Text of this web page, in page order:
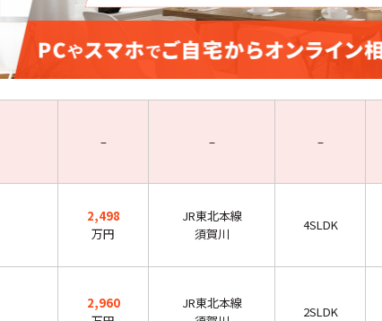
– – –
2,498
万円
JR東北本線
須賀川
4SLDK
2,960
JR東北本線
2SLDK